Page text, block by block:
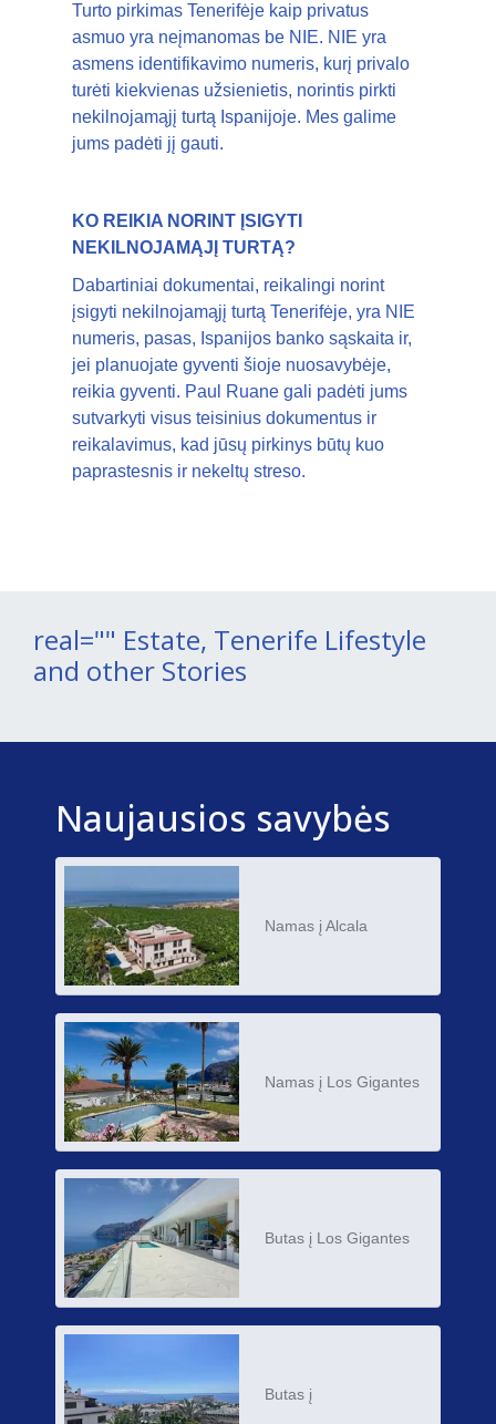
Turto pirkimas Tenerifėje kaip privatus
asmuo yra neįmanomas be NIE. NIE yra
asmens identifikavimo numeris, kurį privalo
turėti kiekvienas užsienietis, norintis pirkti
nekilnojamąjį turtą Ispanijoje. Mes galime
jums padėti jį gauti.
KO REIKIA NORINT ĮSIGYTI
NEKILNOJAMĄJĮ TURTĄ?
Dabartiniai dokumentai, reikalingi norint
įsigyti nekilnojamąjį turtą Tenerifėje, yra NIE
numeris, pasas, Ispanijos banko sąskaita ir,
jei planuojate gyventi šioje nuosavybėje,
reikia gyventi. Paul Ruane gali padėti jums
sutvarkyti visus teisinius dokumentus ir
reikalavimus, kad jūsų pirkinys būtų kuo
paprastesnis ir nekeltų streso.
real="" Estate, Tenerife Lifestyle
and other Stories
Naujausios savybės
Namas į Alcala
Namas į Los Gigantes
Butas į Los Gigantes
Butas į